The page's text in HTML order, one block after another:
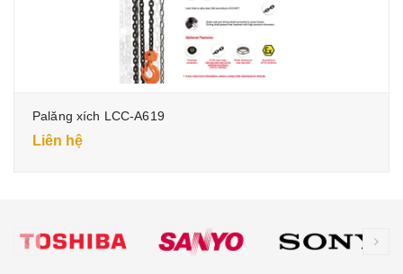
Palăng xích LCC-A619
Liên hệ
prev